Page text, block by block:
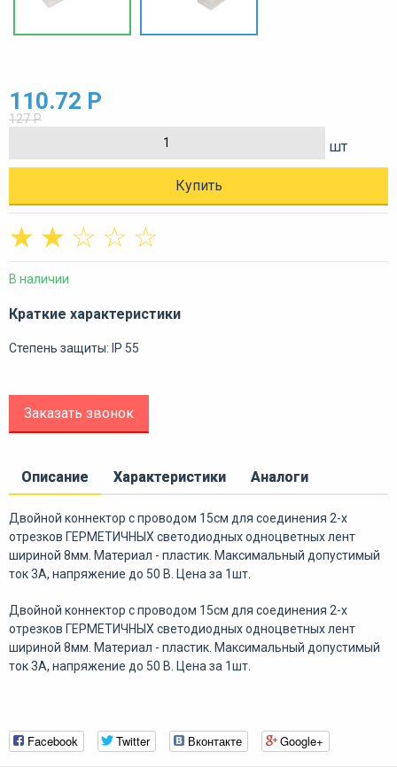
110.72 Р
127 Р
шт
Купить
☆
☆
☆
☆
☆
В наличии
Краткие характеристики
Степень защиты: IP 55
Заказать звонок
Описание Характеристики Аналоги
Двойной коннектор с проводом 15см для соединения 2-х
отрезков ГЕРМЕТИЧНЫХ светодиодных одноцветных лент
шириной 8мм. Материал - пластик. Максимальный допустимый
ток 3А, напряжение до 50 В. Цена за 1шт.
Двойной коннектор с проводом 15см для соединения 2-х
отрезков ГЕРМЕТИЧНЫХ светодиодных одноцветных лент
шириной 8мм. Материал - пластик. Максимальный допустимый
ток 3А, напряжение до 50 В. Цена за 1шт.
Facebook Twitter Вконтакте Google+